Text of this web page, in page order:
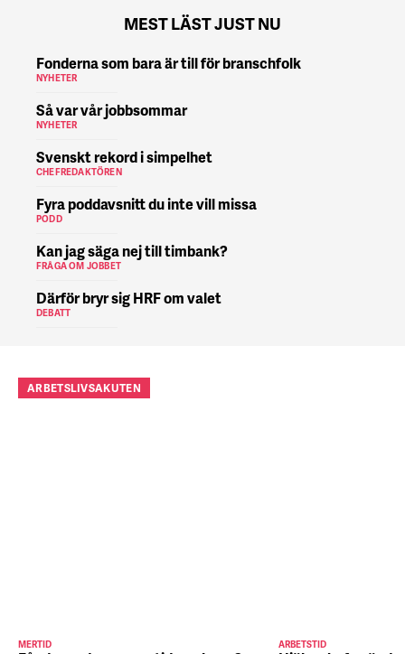
MEST LÄST JUST NU
Fonderna som bara är till för branschfolk
NYHETER
Så var vår jobbsommar
NYHETER
Svenskt rekord i simpelhet
CHEFREDAKTÖREN
Fyra poddavsnitt du inte vill missa
PODD
Kan jag säga nej till timbank?
FRÅGA OM JOBBET
Därför bryr sig HRF om valet
DEBATT
ARBETSLIVSAKUTEN
MERTID ARBETSTID